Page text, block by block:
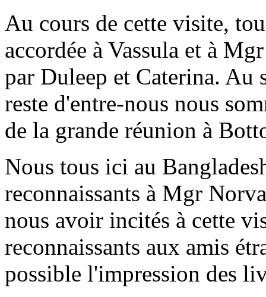
Au cours de cette visite,
accordée à Vassula et à
par Duleep et Caterina. Au
reste d'entre-nous nous
de la grande réunion à
Nous tous ici au
reconnaissants à Mgr
nous avoir incités à cette
reconnaissants aux amis
possible l'impression des